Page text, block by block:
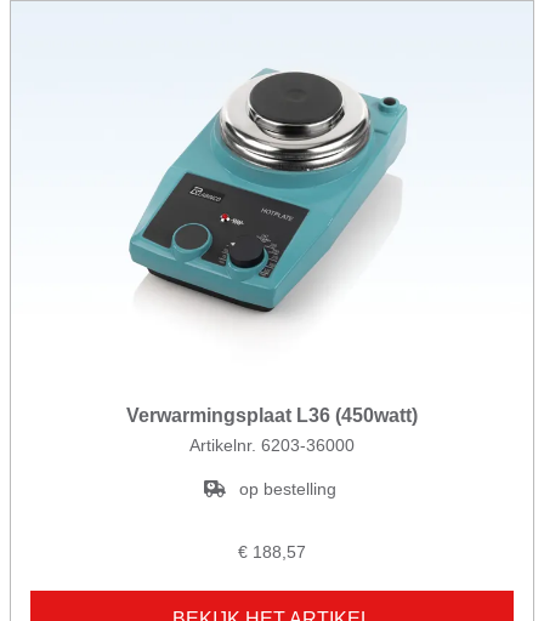
Verwarmingsplaat L36 (450watt)
Artikelnr. 6203-36000
op bestelling
€ 188,57